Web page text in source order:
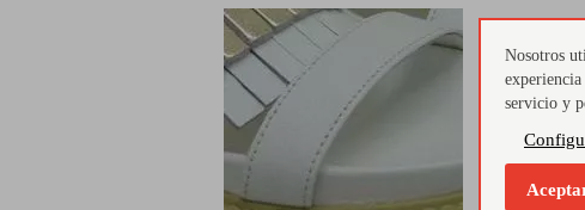
Nosotros
servicio y